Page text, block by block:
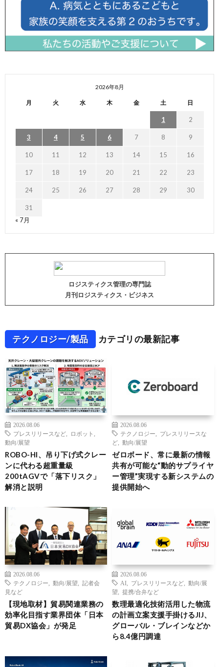
2026年8月
月 火 水 木 金 土 日
1 2
3 4 5 6 7 8 9
10 11 12 13 14 15 16
17 18 19 20 21 22 23
24 25 26 27 28 29 30
31
« 7月
ロジスティクス管理の専門誌
月刊ロジスティクス・ビジネス
テクノロジー/製品 カテゴリの最新記事
2026.08.06
プレスリリースなど
ロボット
動向/展望
ROBO-HI、吊り下げ式クレー
ンに代わる超重量級
200tAGVで「落下リスク」
解消と説明
2026.08.06
テクノロジー
プレスリリースな
ど
動向/展望
ゼロボード、常に最新の情報
共有が可能な“動的サプライヤ
ー管理”実現する新システムの
提供開始へ
2026.08.06
テクノロジー
動向/展望
記者会
見など
【現地取材】貿易関連業務の
効率化目指す業界団体「日本
貿易DX協会」が発足
2026.08.06
AI
プレスリリースなど
動向/展
望
提携/合弁など
数理最適化技術活用した物流
の計画立案支援手掛けるJIJ、
グローバル・ブレインなどか
ら8.4億円調達